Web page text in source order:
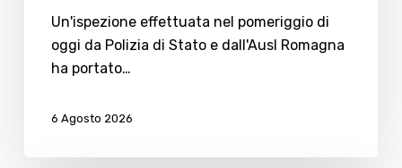
Un'ispezione effettuata nel pomeriggio di
oggi da Polizia di Stato e dall'Ausl Romagna
ha portato…
6 Agosto 2026